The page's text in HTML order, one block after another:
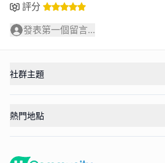
評分
發表第一個留言...
社群主題
熱門地點